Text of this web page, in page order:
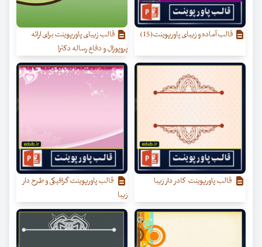
قالب آماده و زیبای پاورپوینت(15)
قالب زیبای پاورپوینت برای ارائه
پروپوزال و دفاع رساله دکترا
قالب پاورپوینت کادر دار زیبا
قالب پاورپوینت گرافیکی و طرح دار
زیبا